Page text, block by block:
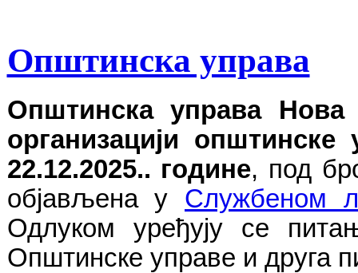
Општинска управа
Општинска управа
организацији
22.12.2025.. године, под
објављена у Службеном
Одлуком уређују се
Општинске управе и друга